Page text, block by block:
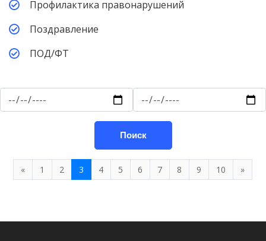
Профилактика правонарушений
Поздравление
ПОД/ФТ
Поиск
« 1 2 3 4 5 6 7 8 9 10 »